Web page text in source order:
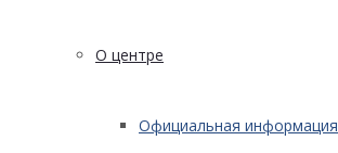
О центре
Официальная информация